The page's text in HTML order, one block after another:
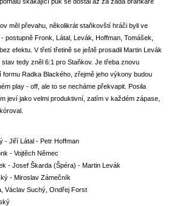
měl převahu, několikrát staňkovští hráči byli ve
postupně Fronk, Látal, Levák, Hoffman, Tomášek,
efektu. V třetí třetině se ještě prosadil Martin Levák
tedy zněl 6:1 pro Staňkov. Je třeba znovu
Radka Blackého, zřejmě jeho výkony budou
play - off, ale to se necháme překvapit. Posila
jeví jako velmi produktivní, zatím v každém zápase,
- Jiří Látal - Petr Hoffman
- Vojtěch Němec
- Josef Škarda (Špéra) - Martin Levák
- Miroslav Zámečník
Václav Suchý, Ondřej Forst